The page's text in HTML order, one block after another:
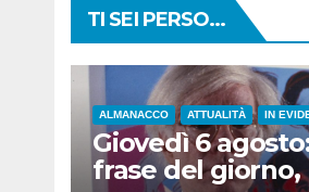
TI SEI PERSO...
ALMANACCO ATTUALITÀ IN
Giovedì 6
frase del giorno,